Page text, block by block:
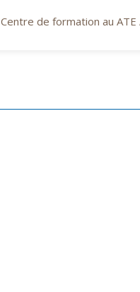
Centre de formation au